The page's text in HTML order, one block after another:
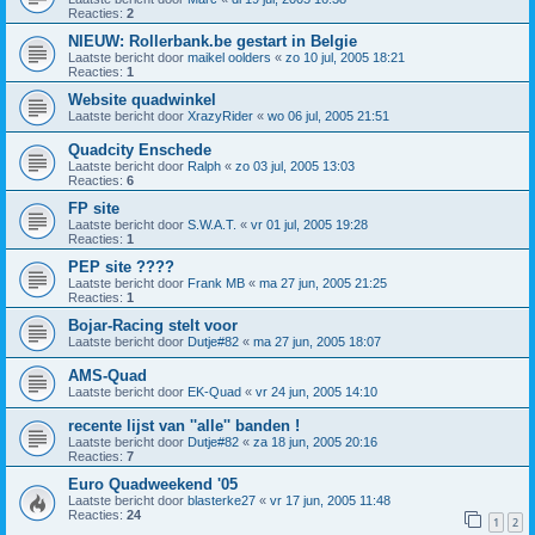
Reacties: 2
NIEUW: Rollerbank.be gestart in Belgie
Laatste bericht door maikel oolders « zo 10 jul, 2005 18:21
Reacties: 1
Website quadwinkel
Laatste bericht door XrazyRider « wo 06 jul, 2005 21:51
Quadcity Enschede
Laatste bericht door Ralph « zo 03 jul, 2005 13:03
Reacties: 6
FP site
Laatste bericht door S.W.A.T. « vr 01 jul, 2005 19:28
Reacties: 1
PEP site ????
Laatste bericht door Frank MB « ma 27 jun, 2005 21:25
Reacties: 1
Bojar-Racing stelt voor
Laatste bericht door Dutje#82 « ma 27 jun, 2005 18:07
AMS-Quad
Laatste bericht door EK-Quad « vr 24 jun, 2005 14:10
recente lijst van ''alle'' banden !
Laatste bericht door Dutje#82 « za 18 jun, 2005 20:16
Reacties: 7
Euro Quadweekend '05
Laatste bericht door blasterke27 « vr 17 jun, 2005 11:48
Reacties: 24 1 2